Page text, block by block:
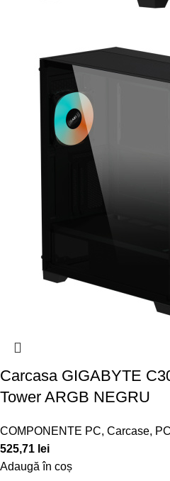
Carcasa GIGABYTE
Tower ARGB NEGRU
COMPONENTE PC, Carcase,
525,71 lei
Adaugă în coș